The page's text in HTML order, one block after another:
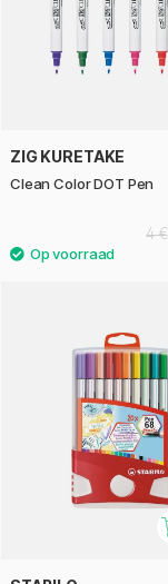
ZIG KURETAKE
Clean Color DOT Pen
4 €